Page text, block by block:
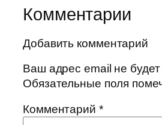
Комментарии
Добавить комментарий
Ваш адрес email не будет
Обязательные поля
Комментарий *